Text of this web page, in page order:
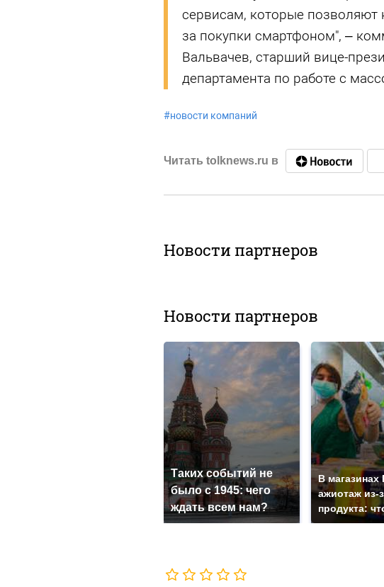
сервисам, которые позволяют
за покупки смартфоном", –
Вальвачев, старший вице-
департамента по работе с
#новости компаний
Читать tolknews.ru в
Новости партнеров
Новости партнеров
Таких событий не
было с 1945: чего
ждать всем нам?
В магазинах
ажиотаж из-
продукта: